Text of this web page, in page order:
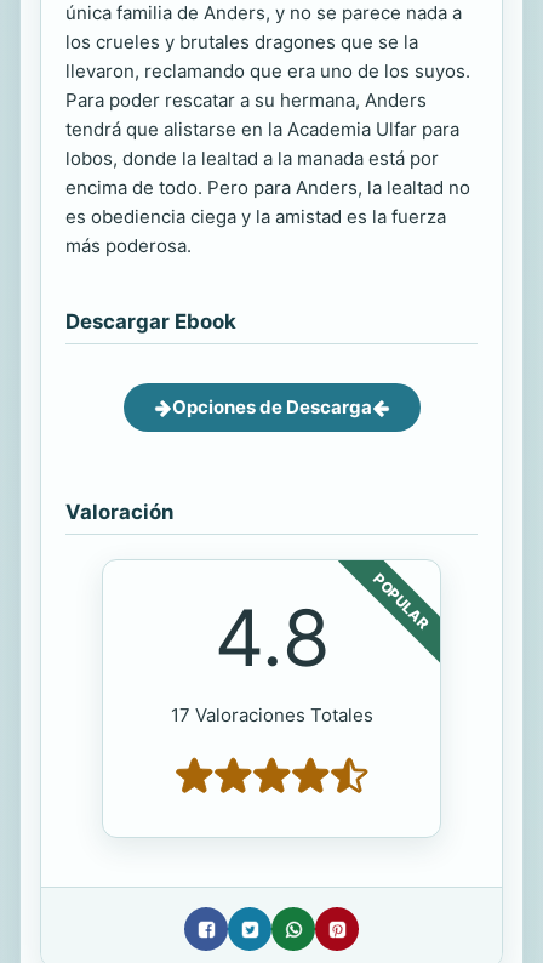
única familia de Anders, y no se parece nada a
los crueles y brutales dragones que se la
llevaron, reclamando que era uno de los suyos.
Para poder rescatar a su hermana, Anders
tendrá que alistarse en la Academia Ulfar para
lobos, donde la lealtad a la manada está por
encima de todo. Pero para Anders, la lealtad no
es obediencia ciega y la amistad es la fuerza
más poderosa.
Descargar Ebook
Opciones de Descarga
Valoración
POPULAR
4.8
17 Valoraciones Totales